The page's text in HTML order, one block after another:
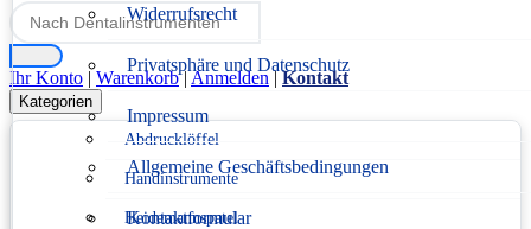
Widerrufsrecht
Privatsphäre und Datenschutz
Impressum
Allgemeine Geschäftsbedingungen
Kontaktformular
Ihr Konto | Warenkorb | Anmelden | Kontakt
Kategorien
Abdrucklöffel
Handinstrumente
Heidemannspatel